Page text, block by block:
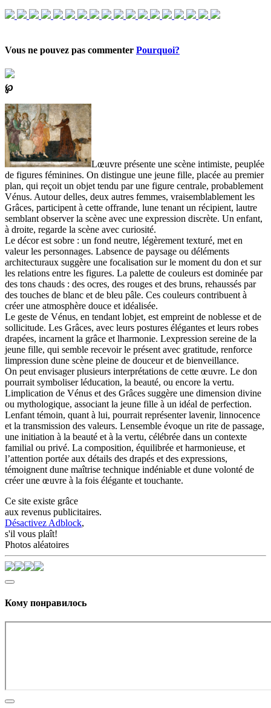
Vous ne pouvez pas commenter Pourquoi?
℘
Lœuvre présente une scène intimiste, peuplée
de figures féminines. On distingue une jeune fille, placée au premier
plan, qui reçoit un objet tendu par une figure centrale, probablement
Vénus. Autour delles, deux autres femmes, vraisemblablement les
Grâces, participent à cette offrande, lune tenant un récipient, lautre
semblant observer la scène avec une expression discrète. Un enfant,
à droite, regarde la scène avec curiosité.
Le décor est sobre : un fond neutre, légèrement texturé, met en
valeur les personnages. Labsence de paysage ou déléments
architecturaux suggère une focalisation sur le moment du don et sur
les relations entre les figures. La palette de couleurs est dominée par
des tons chauds : des ocres, des rouges et des bruns, rehaussés par
des touches de blanc et de bleu pâle. Ces couleurs contribuent à
créer une atmosphère douce et idéalisée.
Le geste de Vénus, en tendant lobjet, est empreint de noblesse et de
sollicitude. Les Grâces, avec leurs postures élégantes et leurs robes
drapées, incarnent la grâce et lharmonie. Lexpression sereine de la
jeune fille, qui semble recevoir le présent avec gratitude, renforce
limpression dune scène pleine de douceur et de bienveillance.
On peut envisager plusieurs interprétations de cette œuvre. Le don
pourrait symboliser léducation, la beauté, ou encore la vertu.
Limplication de Vénus et des Grâces suggère une dimension divine
ou mythologique, associant la jeune fille à un idéal de perfection.
Lenfant témoin, quant à lui, pourrait représenter lavenir, linnocence
et la transmission des valeurs. Lensemble évoque un rite de passage,
une initiation à la beauté et à la vertu, célébrée dans un contexte
familial ou privé. La composition, équilibrée et harmonieuse, et
l’attention portée aux détails des drapés et des expressions,
témoignent dune maîtrise technique indéniable et dune volonté de
créer une œuvre à la fois élégante et touchante.
Ce site existe grâce
aux revenus publicitaires.
Désactivez Adblock,
s'il vous plaît!
Photos aléatoires
Кому понравилось